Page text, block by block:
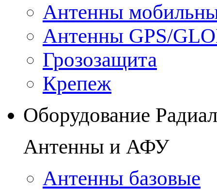
Антенны
Антенны GPS/
Грозозащита
Крепеж
Оборудование Радиал
Антенны и АФУ
Антенны базовые